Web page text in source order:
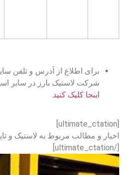
برای اطلاع از آدرس و تلفن
شرکت لاستیک بارز در سایر
اینجا کلیک کنید.
اخبار و مطالب مربوط به لاستیک و
[/ultimate_ctation]